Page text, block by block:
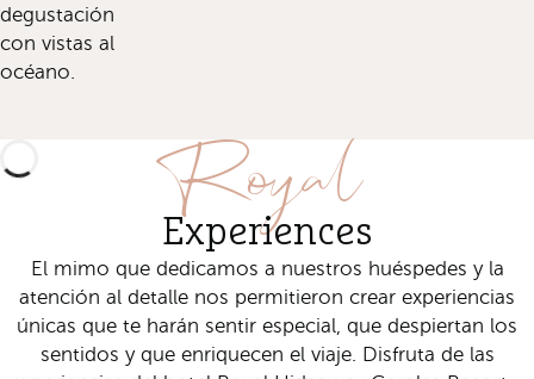
degustación
con vistas al
océano.
Royal
Experiences
El mimo que dedicamos a nuestros huéspedes y la
atención al detalle nos permitieron crear experiencias
únicas que te harán sentir especial, que despiertan los
sentidos y que enriquecen el viaje. Disfruta de las